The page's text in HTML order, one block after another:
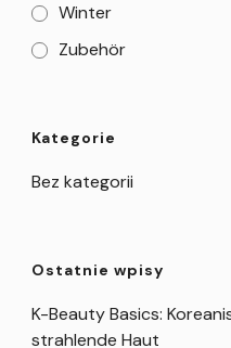
Winter
Zubehör
Kategorie
Bez kategorii
Ostatnie wpisy
K-Beauty Basics:
strahlende Haut